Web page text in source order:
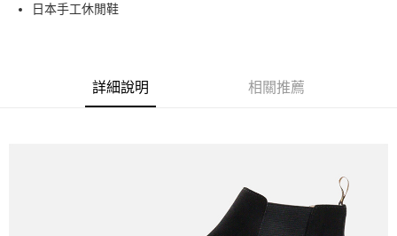
日本手工休閒鞋
詳細說明 相關推薦